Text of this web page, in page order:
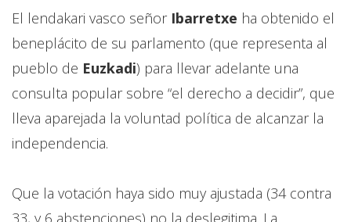
El lendakari vasco señor Ibarretxe ha obtenido el
beneplácito de su parlamento (que representa al
pueblo de Euzkadi) para llevar adelante una
consulta popular sobre “el derecho a decidir”, que
lleva aparejada la voluntad política de alcanzar la
independencia.
Que la votación haya sido muy ajustada (34 contra
33, y 6 abstenciones) no la deslegitima. La